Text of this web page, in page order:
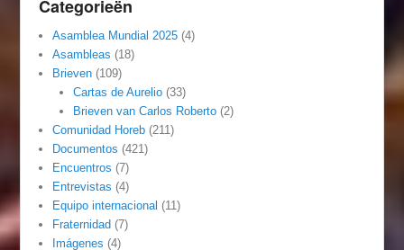
Categorieën
Asamblea Mundial 2025 (4)
Asambleas (18)
Brieven (109)
Cartas de Aurelio(33)
Brieven van Carlos Roberto(2)
Comunidad Horeb (211)
Documentos (421)
Encuentros (7)
Entrevistas (4)
Equipo internacional (11)
Fraternidad (7)
Imágenes (4)